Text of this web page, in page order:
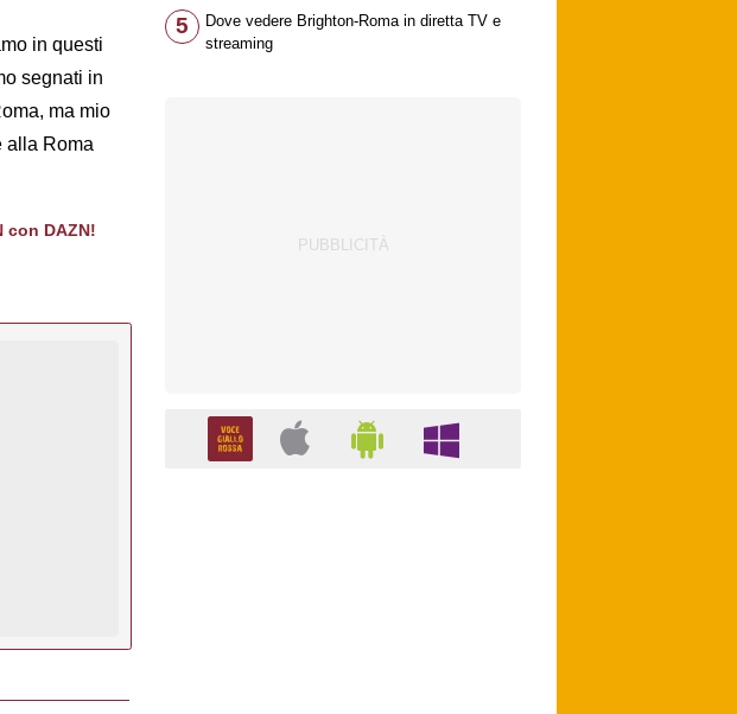
in questi
segnati in
ma mio
alla Roma
con DAZN!
5
Dove vedere Brighton-Roma in diretta TV e
streaming